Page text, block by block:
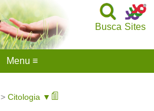
Sites
Busca
>Citologia ▼